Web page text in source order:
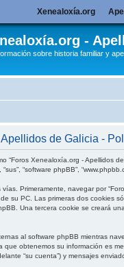
-
sobre historia familiar y
de Galicia -
“Foros Xenealoxía.org - Apellidos
“software phpBB”,
Primeramente, navegar por
su PC. Las primeras dos cookies
Una tercera cookie se creará
al software phpBB mientras
obtenemos su información es
“su cuenta”) y mensajes
Xenealoxía.org